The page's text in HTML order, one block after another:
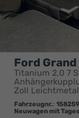
zu
-
Ihr
Innovatives
Autohaus
Ford
Titanium 2,0 7
Zoll
Fahrzeugnr.: 158259
Neuwagen mit